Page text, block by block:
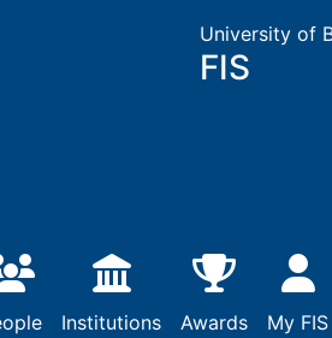
University of
FIS
Institutions Awards My FIS